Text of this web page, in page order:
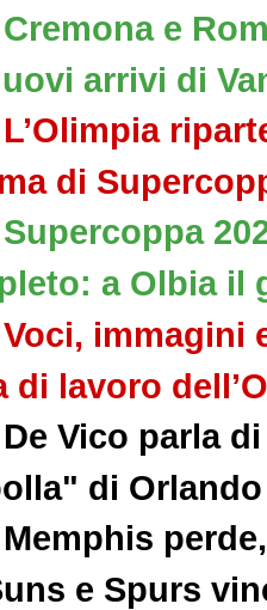
Cremona e
arrivi di
L’Olimpia
di
Supercoppa
a Olbia il
Voci, immagini
di lavoro
De Vico parla
di Orlando
Memphis
e Spurs